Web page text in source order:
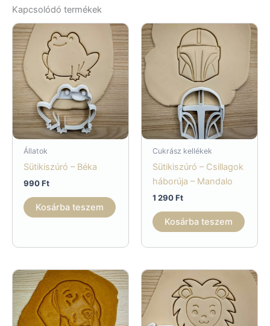
Kapcsolódó termékek
Állatok
Sütikiszúró – Béka
990Ft
Kosárba teszem
Cukrász kellékek
Sütikiszúró – Csillagok
háborúja – Mandalo
1 290Ft
Kosárba teszem